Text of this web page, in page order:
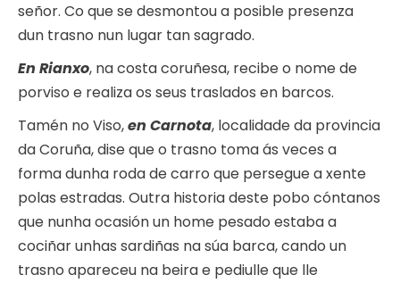
señor. Co que se desmontou a posible presenza
dun trasno nun lugar tan sagrado.
En Rianxo, na costa coruñesa, recibe o nome de
porviso e realiza os seus traslados en barcos.
Tamén no Viso,en Carnota, localidade da provincia
da Coruña, dise que o trasno toma ás veces a
forma dunha roda de carro que persegue a xente
polas estradas. Outra historia deste pobo cóntanos
que nunha ocasión un home pesado estaba a
cociñar unhas sardiñas na súa barca, cando un
trasno apareceu na beira e pediulle que lle